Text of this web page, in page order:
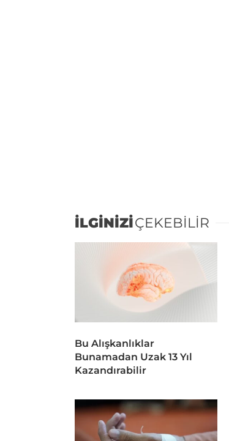
İLGİNİZİÇEKEBİLİR
Bu Alışkanlıklar
Bunamadan Uzak 13 Yıl
Kazandırabilir